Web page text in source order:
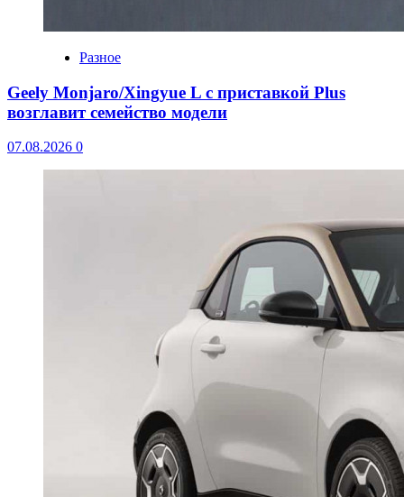
Разное
Geely Monjaro/Xingyue L с приставкой Plus
возглавит семейство модели
07.08.2026 0